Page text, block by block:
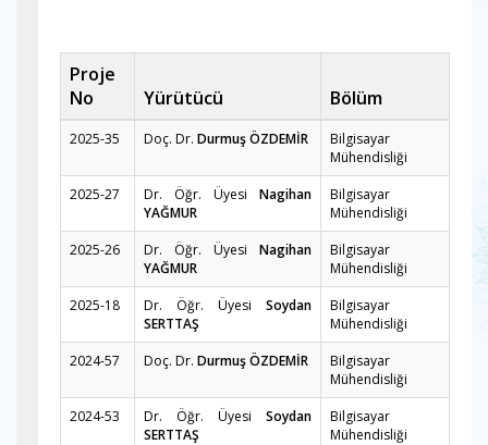
Proje
No
Yürütücü Bölüm
2025-35 Doç. Dr. Durmuş ÖZDEMİR
Bilgisayar
Mühendisliği
2025-27
Dr. Öğr. Üyesi Nagihan
YAĞMUR
Bilgisayar
Mühendisliği
2025-26
Dr. Öğr. Üyesi Nagihan
YAĞMUR
Bilgisayar
Mühendisliği
2025-18
Dr. Öğr. Üyesi Soydan
SERTTAŞ
Bilgisayar
Mühendisliği
2024-57
Doç. Dr. Durmuş ÖZDEMİR
Bilgisayar
Mühendisliği
2024-53
Dr. Öğr. Üyesi Soydan
SERTTAŞ
Bilgisayar
Mühendisliği